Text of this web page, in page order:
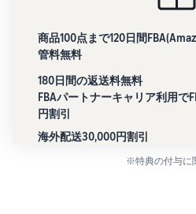
商品100点まで120日間
管料無料
180日間の返送料無料
FBAパートナーキャリア利用で
円割引
海外配送30,000円割引
※特典の付与に